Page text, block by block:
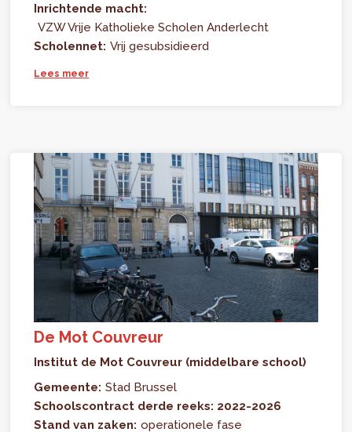
Inrichtende macht:
VZW Vrije Katholieke Scholen Anderlecht
Scholennet: Vrij gesubsidieerd
Lees meer
De Mot Couvreur
Institut de Mot Couvreur (middelbare school)
Gemeente: Stad Brussel
Schoolscontract derde reeks: 2022-2026
Stand van zaken: operationele fase